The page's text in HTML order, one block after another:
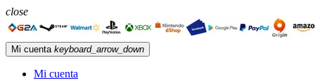
close
Mi cuenta keyboard_arrow_down
Mi cuenta